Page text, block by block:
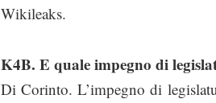
Wikileaks.
K4B. E quale impegno di
Di Corinto. L’impegno di